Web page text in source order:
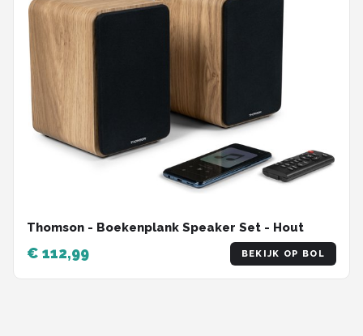
Thomson - Boekenplank Speaker Set - Hout
€ 112,99 BEKIJK OP BOL